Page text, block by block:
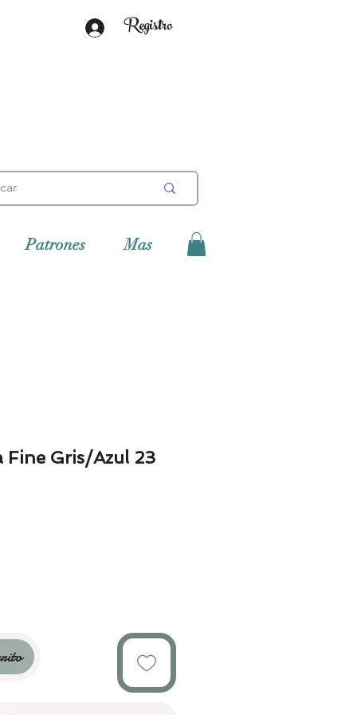
Registro
Patrones Mas
Fine Gris/Azul 23